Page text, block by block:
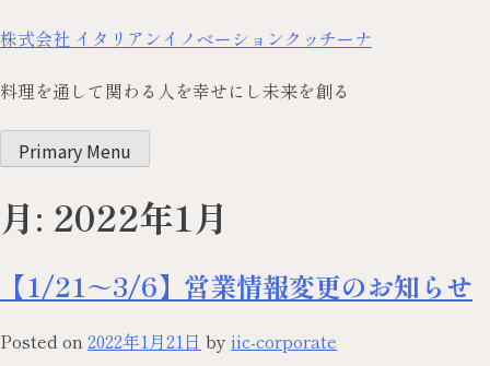
株式会社 イタリアンイノベーションクッチーナ
料理を通して関わる人を幸せにし未来を創る
Primary Menu
月: 2022年1月
【1/21～3/6】営業情報変更のお知らせ
Posted on 2022年1月21日 by iic-corporate